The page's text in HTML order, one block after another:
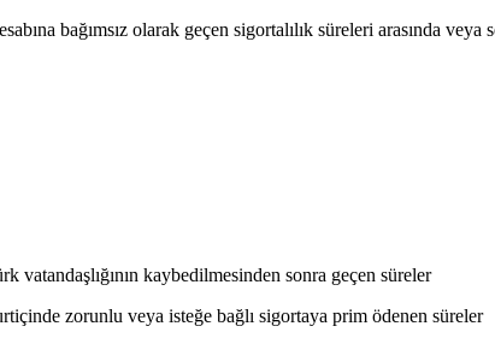
bağımsız olarak geçen sigortalılık süreleri arasında
vatandaşlığının kaybedilmesinden sonra geçen süreler
zorunlu veya isteğe bağlı sigortaya prim ödenen süreler